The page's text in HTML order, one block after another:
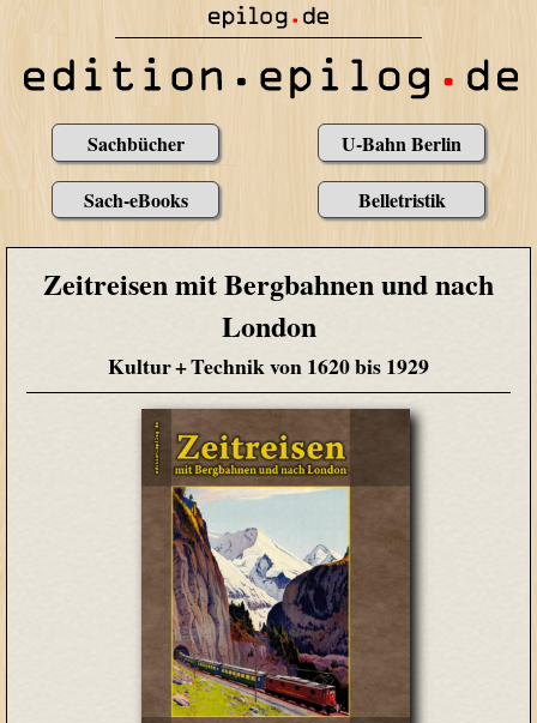
Sachbücher U-Bahn Berlin
Sach-eBooks Belletristik
Zeitreisen mit Bergbahnen und nach
London
Kultur + Technik von 1620 bis 1929